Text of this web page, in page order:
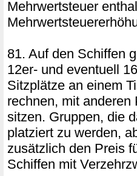
Mehrwertsteuer
81. Auf den Schiffen
12er- und eventuell
Sitzplätze an einem
rechnen, mit
sitzen. Gruppen, die
platziert zu werden,
zusätzlich den Preis
Schiffen mit